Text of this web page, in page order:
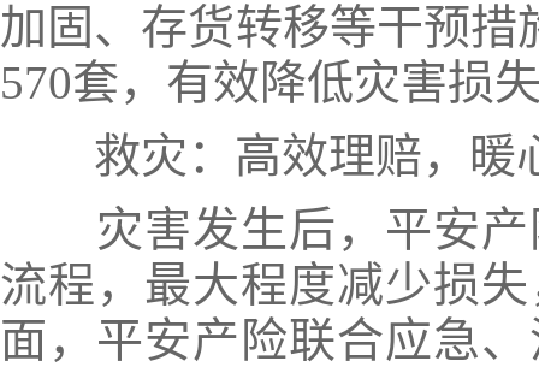
加固、存货转移等干预措
570套，有效降低灾害损
救灾：高效理赔，暖
灾害发生后，平安
流程，最大程度减少损
面，平安产险联合应急